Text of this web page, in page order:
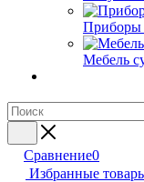
Приборы
Мебель
Сравнение0
Избранные